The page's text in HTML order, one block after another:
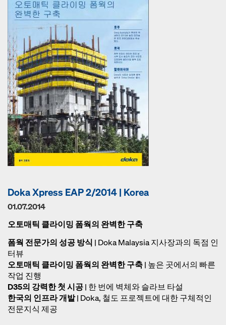
Doka Xpress EAP 2/2014 | Korea
01.07.2014
오토매틱 클라이밍 폼웍의 완벽한 구축
폼웍 전문가의 성공 방식 | Doka Malaysia 지사장과의 독점 인
터뷰
오토매틱 클라이밍 폼웍의 완벽한 구축| 높은 곳에서의 빠른
작업 진행
D35의 강력한 첫 시공| 한 번에 벽체와 슬라브 타설
한국의 인프라 개발| Doka, 철도 프로젝트에 대한 구체적인
전문지식 제공